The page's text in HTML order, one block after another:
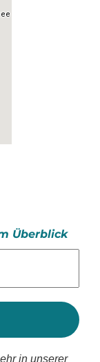
Überblick
in unserer